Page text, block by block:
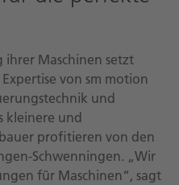
ihrer Maschinen setzt
von sm motion
und
kleinere und
profitieren von den
Schwenningen. „Wir
für Maschinen“, sagt